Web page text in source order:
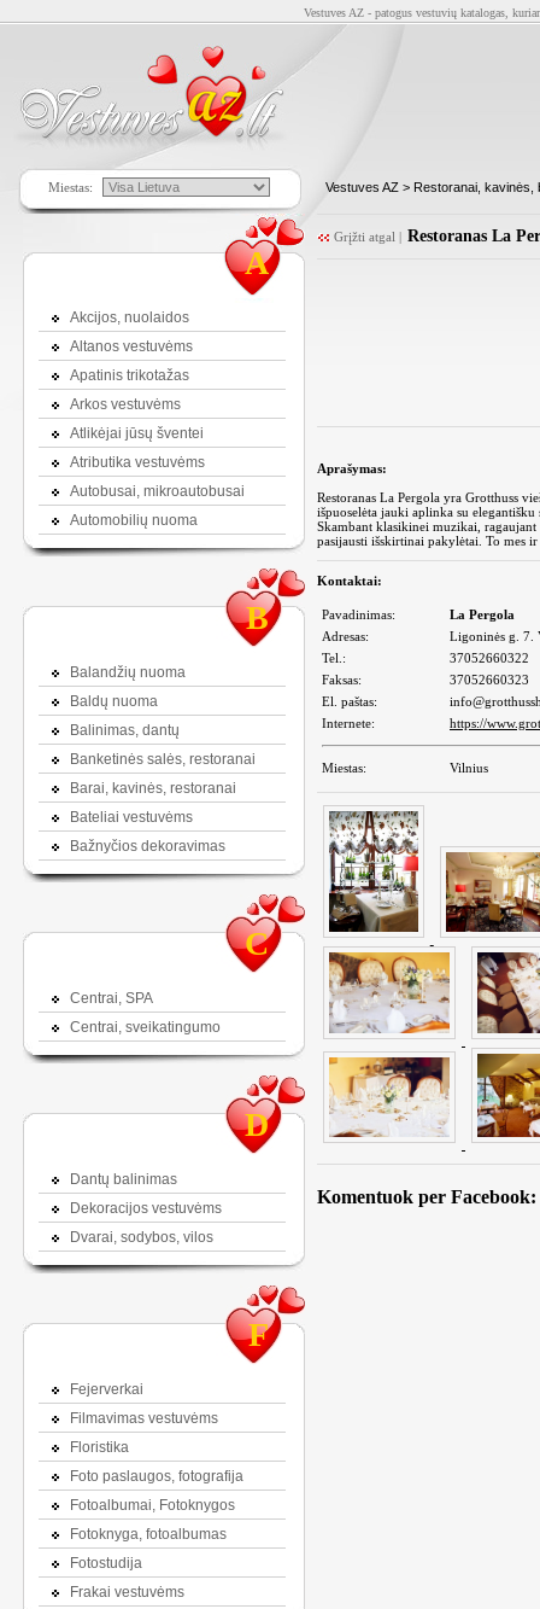
Vestuves AZ - patogus vestuvių katalogas,
Miestas: Vestuves AZ > Restoranai, kavinės,
A
Akcijos, nuolaidos
Altanos vestuvėms
Apatinis trikotažas
Arkos vestuvėms
Atlikėjai jūsų šventei
Atributika vestuvėms
Autobusai, mikroautobusai
Automobilių nuoma
B
Balandžių nuoma
Baldų nuoma
Balinimas, dantų
Banketinės salės, restoranai
Barai, kavinės, restoranai
Bateliai vestuvėms
Bažnyčios dekoravimas
C
Centrai, SPA
Centrai, sveikatingumo
D
Dantų balinimas
Dekoracijos vestuvėms
Dvarai, sodybos, vilos
F
Fejerverkai
Filmavimas vestuvėms
Floristika
Foto paslaugos, fotografija
Fotoalbumai, Fotoknygos
Fotoknyga, fotoalbumas
Fotostudija
Frakai vestuvėms
Grįžti atgal | Restoranas La
Aprašymas:
Restoranas La Pergola yra Grotthuss
išpuoselėta jauki aplinka su
Skambant klasikinei muzikai,
pasijausti išskirtinai pakylėtai. To mes
Kontaktai:
Pavadinimas:
La Pergola
Adresas:
Ligoninės g. 7.
Tel.:
37052660322
Faksas:
37052660323
El. paštas:
Internete:
https://
Miestas: Vilnius
Komentuok per Facebook: